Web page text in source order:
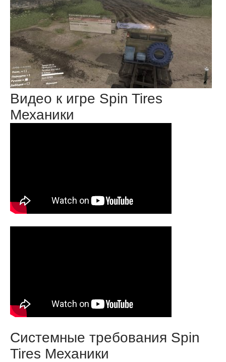
Видео к игре Spin Tires
Механики
Системные требования Spin
Tires Механики